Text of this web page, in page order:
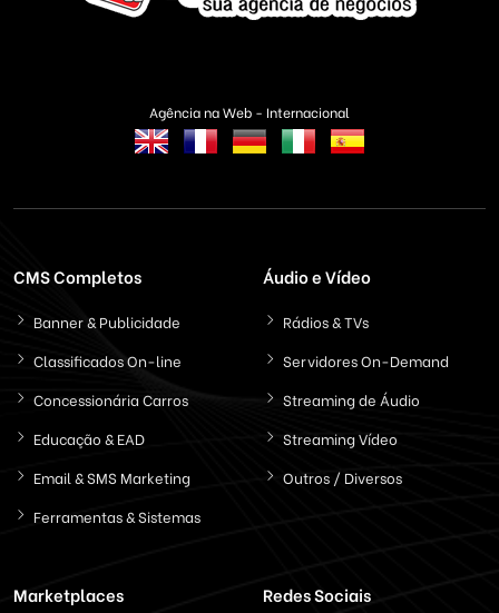
Agência na Web - Internacional
CMS Completos
Banner & Publicidade
Classificados On-line
Concessionária Carros
Educação & EAD
Email & SMS Marketing
Ferramentas & Sistemas
Áudio e Vídeo
Rádios & TVs
Servidores On-Demand
Streaming de Áudio
Streaming Vídeo
Outros / Diversos
Marketplaces Redes Sociais